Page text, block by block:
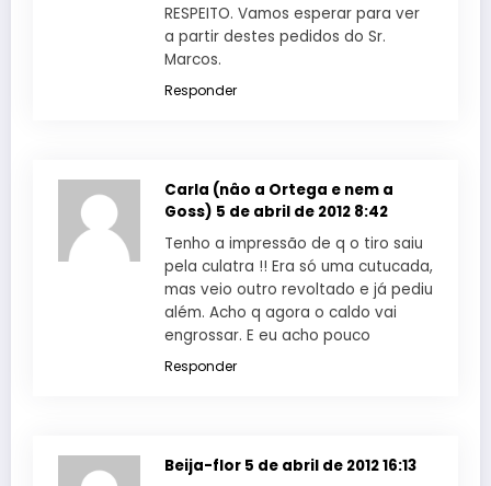
RESPEITO. Vamos esperar para ver
a partir destes pedidos do Sr.
Marcos.
Responder
Carla (nâo a Ortega e nem a
Goss) 5 de abril de 2012 8:42
Tenho a impressão de q o tiro saiu
pela culatra !! Era só uma cutucada,
mas veio outro revoltado e já pediu
além. Acho q agora o caldo vai
engrossar. E eu acho pouco
Responder
Beija-flor 5 de abril de 2012 16:13